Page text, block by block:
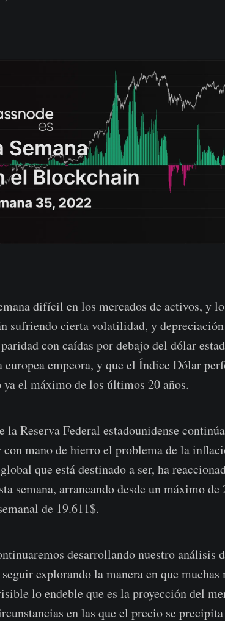
difícil en los mercados de activos, y
sufriendo cierta volatilidad, y
con caídas por debajo del dólar
empeora, y que el Índice Dólar
ya el máximo de los últimos 20 años.
la Reserva Federal estadounidense
mano de hierro el problema de la
que está destinado a ser, ha
semana, arrancando desde un máximo
de 19.611$.
desarrollando nuestro análisis
seguir explorando la manera en que
lo endeble que es la proyección del
en las que el precio se